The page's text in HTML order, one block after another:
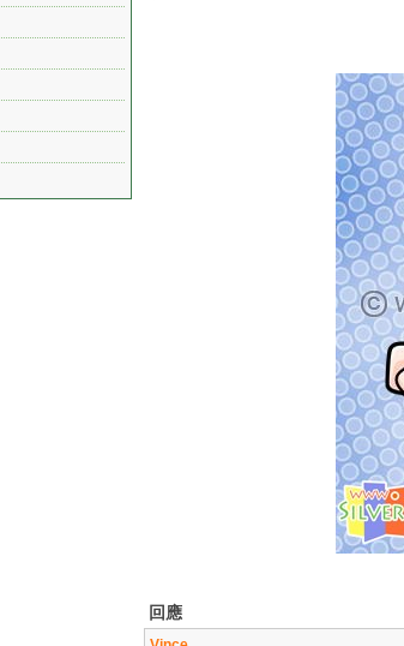
回應